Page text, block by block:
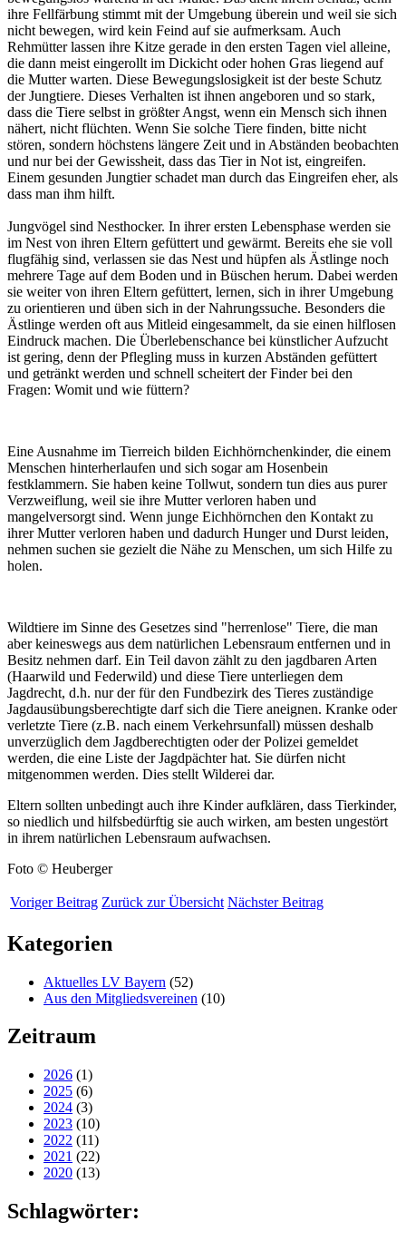
ihre Fellfärbung stimmt mit der Umgebung überein und weil sie sich
nicht bewegen, wird kein Feind auf sie aufmerksam. Auch
Rehmütter lassen ihre Kitze gerade in den ersten Tagen viel alleine,
die dann meist eingerollt im Dickicht oder hohen Gras liegend auf
die Mutter warten. Diese Bewegungslosigkeit ist der beste Schutz
der Jungtiere. Dieses Verhalten ist ihnen angeboren und so stark,
dass die Tiere selbst in größter Angst, wenn ein Mensch sich ihnen
nähert, nicht flüchten. Wenn Sie solche Tiere finden, bitte nicht
stören, sondern höchstens längere Zeit und in Abständen beobachten
und nur bei der Gewissheit, dass das Tier in Not ist, eingreifen.
Einem gesunden Jungtier schadet man durch das Eingreifen eher, als
dass man ihm hilft.
Jungvögel sind Nesthocker. In ihrer ersten Lebensphase werden sie
im Nest von ihren Eltern gefüttert und gewärmt. Bereits ehe sie voll
flugfähig sind, verlassen sie das Nest und hüpfen als Ästlinge noch
mehrere Tage auf dem Boden und in Büschen herum. Dabei werden
sie weiter von ihren Eltern gefüttert, lernen, sich in ihrer Umgebung
zu orientieren und üben sich in der Nahrungssuche. Besonders die
Ästlinge werden oft aus Mitleid eingesammelt, da sie einen hilflosen
Eindruck machen. Die Überlebenschance bei künstlicher Aufzucht
ist gering, denn der Pflegling muss in kurzen Abständen gefüttert
und getränkt werden und schnell scheitert der Finder bei den
Fragen: Womit und wie füttern?
Eine Ausnahme im Tierreich bilden Eichhörnchenkinder, die einem
Menschen hinterherlaufen und sich sogar am Hosenbein
festklammern. Sie haben keine Tollwut, sondern tun dies aus purer
Verzweiflung, weil sie ihre Mutter verloren haben und
mangelversorgt sind. Wenn junge Eichhörnchen den Kontakt zu
ihrer Mutter verloren haben und dadurch Hunger und Durst leiden,
nehmen suchen sie gezielt die Nähe zu Menschen, um sich Hilfe zu
holen.
Wildtiere im Sinne des Gesetzes sind "herrenlose" Tiere, die man
aber keineswegs aus dem natürlichen Lebensraum entfernen und in
Besitz nehmen darf. Ein Teil davon zählt zu den jagdbaren Arten
(Haarwild und Federwild) und diese Tiere unterliegen dem
Jagdrecht, d.h. nur der für den Fundbezirk des Tieres zuständige
Jagdausübungsberechtigte darf sich die Tiere aneignen. Kranke oder
verletzte Tiere (z.B. nach einem Verkehrsunfall) müssen deshalb
unverzüglich dem Jagdberechtigten oder der Polizei gemeldet
werden, die eine Liste der Jagdpächter hat. Sie dürfen nicht
mitgenommen werden. Dies stellt Wilderei dar.
Eltern sollten unbedingt auch ihre Kinder aufklären, dass Tierkinder,
so niedlich und hilfsbedürftig sie auch wirken, am besten ungestört
in ihrem natürlichen Lebensraum aufwachsen.
Foto © Heuberger
Voriger Beitrag Zurück zur Übersicht Nächster Beitrag
Kategorien
Aktuelles LV Bayern (52)
Aus den Mitgliedsvereinen (10)
Zeitraum
2026 (1)
2025 (6)
2024 (3)
2023 (10)
2022 (11)
2021 (22)
2020 (13)
Schlagwörter: